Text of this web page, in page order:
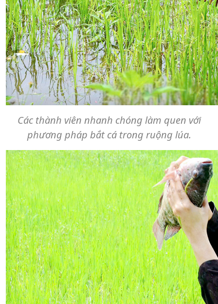
Các thành viên nhanh chóng làm quen với
phương pháp bắt cá trong ruộng lúa.